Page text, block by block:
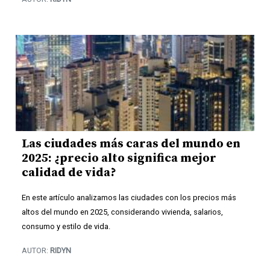
Las ciudades más caras del mundo en
2025: ¿precio alto significa mejor
calidad de vida?
En este artículo analizamos las ciudades con los precios más
altos del mundo en 2025, considerando vivienda, salarios,
consumo y estilo de vida.
AUTOR: RIDYN